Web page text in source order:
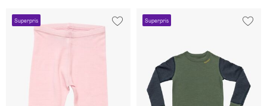
Superpris Superpris